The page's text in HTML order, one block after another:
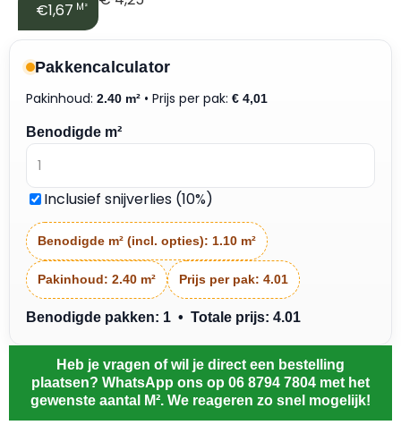
€1,67 M²
Pakkencalculator
Pakinhoud: 2.40 m² • Prijs per pak: € 4,01
Benodigde m²
Inclusief snijverlies (10%)
Benodigde m² (incl. opties): 1.10 m²
Pakinhoud: 2.40 m² Prijs per pak: 4.01
Benodigde pakken: 1 • Totale prijs: 4.01
Heb je vragen of wil je direct een bestelling
plaatsen? WhatsApp ons op 06 8794 7804 met het
gewenste aantal M². We reageren zo snel mogelijk!